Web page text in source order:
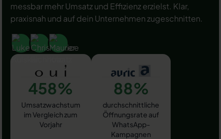
messbar mehr Umsatz und Effizienz erzielst. Klar,
praxisnah und auf dein Unternehmen zugeschnitten.
458%
Umsatzwachstum
im Vergleich zum
Vorjahr
88%
durchschnittliche
Öffnungsrate auf
WhatsApp-
Kampagnen